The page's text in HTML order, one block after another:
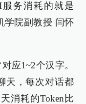
务消耗的就是
学院副教授 闫怀
应1~2个汉字。
天，每次对话都
消耗的Token比